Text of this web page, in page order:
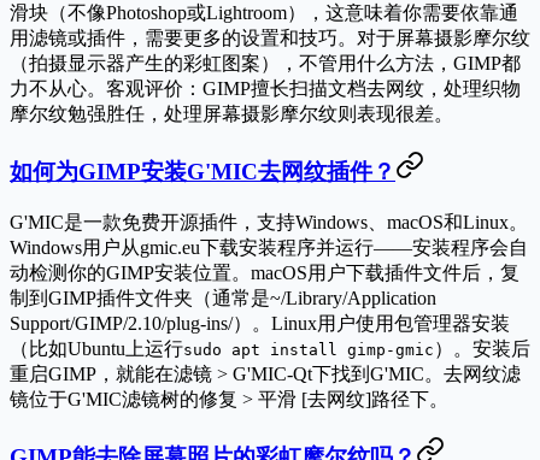
滑块（不像Photoshop或Lightroom），这意味着你需要依靠通
用滤镜或插件，需要更多的设置和技巧。对于屏幕摄影摩尔纹
（拍摄显示器产生的彩虹图案），不管用什么方法，GIMP都
力不从心。客观评价：GIMP擅长扫描文档去网纹，处理织物
摩尔纹勉强胜任，处理屏幕摄影摩尔纹则表现很差。
如何为GIMP安装G'MIC去网纹插件？
G'MIC是一款免费开源插件，支持Windows、macOS和Linux。
Windows用户从gmic.eu下载安装程序并运行——安装程序会自
动检测你的GIMP安装位置。macOS用户下载插件文件后，复
制到GIMP插件文件夹（通常是~/Library/Application
Support/GIMP/2.10/plug-ins/）。Linux用户使用包管理器安装
（比如Ubuntu上运行sudo apt install gimp-gmic ）。安装后
重启GIMP，就能在滤镜 > G'MIC-Qt下找到G'MIC。去网纹滤
镜位于G'MIC滤镜树的修复 > 平滑 [去网纹]路径下。